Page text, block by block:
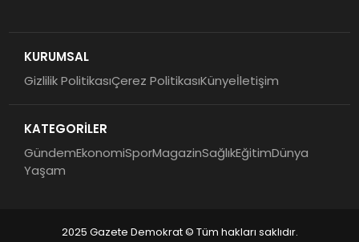
KURUMSAL
Gizlilik PolitikasıÇerez PolitikasıKünyeİletişim
KATEGORİLER
GündemEkonomiSporMagazinSağlıkEğitimDünya
Yaşam
2025 Gazete Demokrat © Tüm hakları saklıdır.